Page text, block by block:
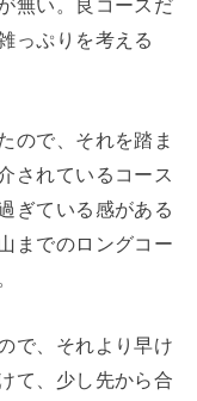
無い。良コースだ
っぷりを考える
ので、それを踏ま
されているコース
ぎている感がある
までのロングコー
で、それより早け
て、少し先から合